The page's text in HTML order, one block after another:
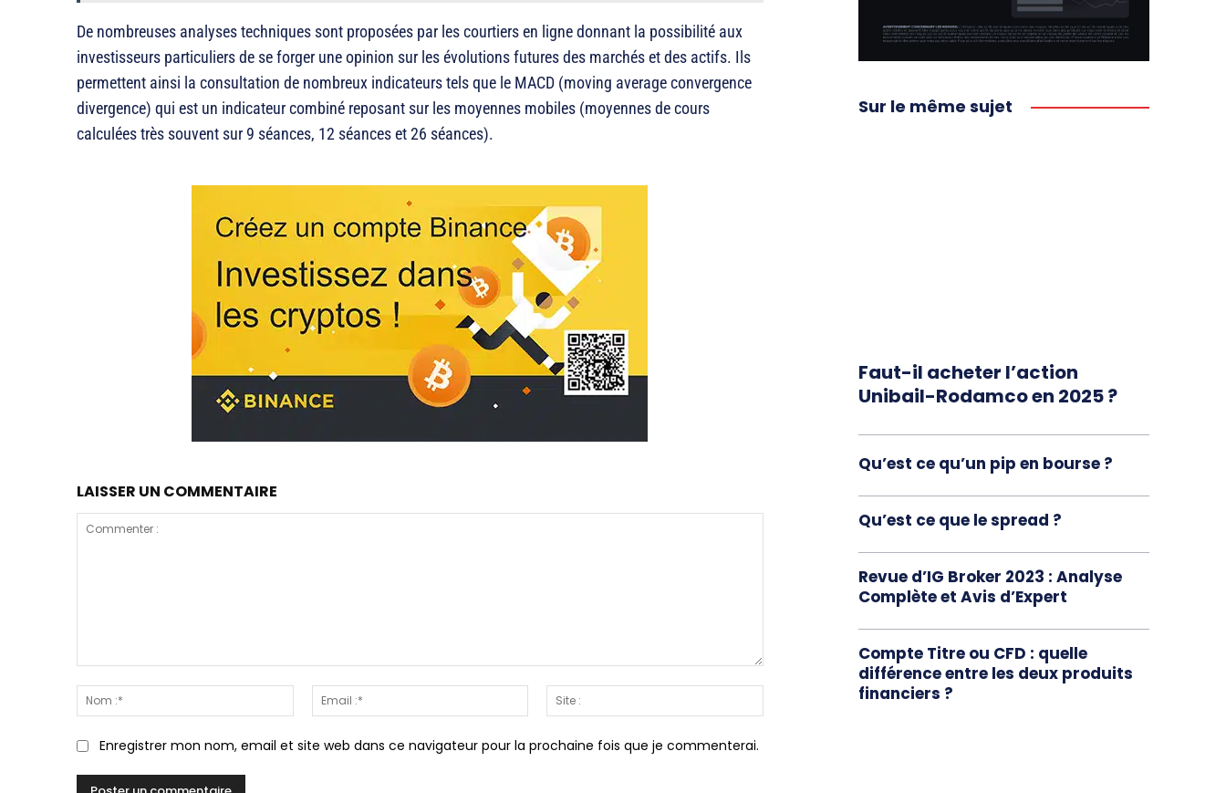
De nombreuses analyses techniques sont proposées par les courtiers en ligne donnant la possibilité aux
investisseurs particuliers de se forger une opinion sur les évolutions futures des marchés et des actifs. Ils
permettent ainsi la consultation de nombreux indicateurs tels que le MACD (moving average convergence
divergence) qui est un indicateur combiné reposant sur les moyennes mobiles (moyennes de cours
calculées très souvent sur 9 séances, 12 séances et 26 séances).
LAISSER UN COMMENTAIRE
:*
Email
:*
:
Enregistrer mon nom, email et site web dans ce navigateur pour la prochaine fois que je commenterai.
Sur le même sujet
Faut-il acheter l’action
Unibail-Rodamco en 2025 ?
Qu’est ce qu’un pip en bourse ?
Qu’est ce que le spread ?
Revue d’IG Broker 2023 : Analyse
Complète et Avis d’Expert
Compte Titre ou CFD : quelle
différence entre les deux produits
financiers ?